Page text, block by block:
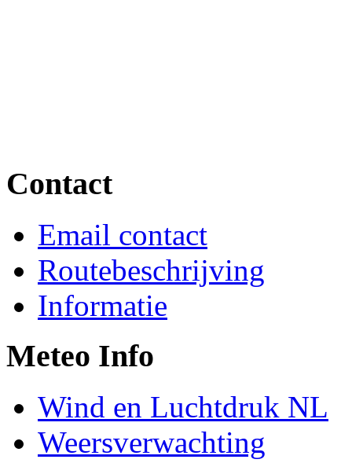
Contact
Email contact
Routebeschrijving
Informatie
Meteo Info
Wind en Luchtdruk NL
Weersverwachting